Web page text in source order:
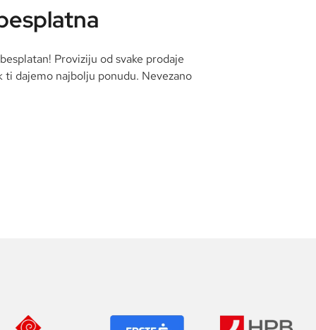
Proviziju od svake prodaje
dajemo najbolju ponudu. Nevezano